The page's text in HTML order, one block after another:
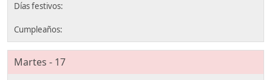
Martes - 17